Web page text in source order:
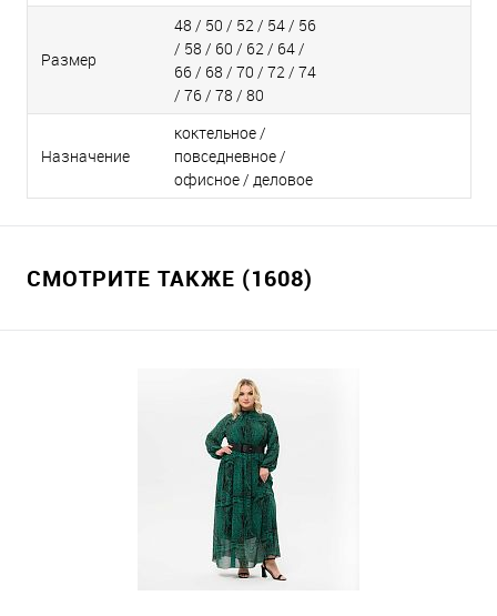
Размер
48 / 50 / 52 / 54 / 56
/ 58 / 60 / 62 / 64 /
66 / 68 / 70 / 72 / 74
/ 76 / 78 / 80
Назначение
коктельное /
повседневное /
офисное / деловое
СМОТРИТЕ ТАКЖЕ (1608)